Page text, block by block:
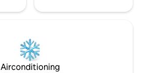
Airconditioning